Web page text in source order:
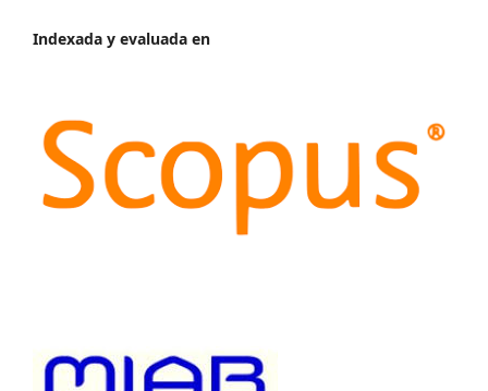
Indexada y evaluada en